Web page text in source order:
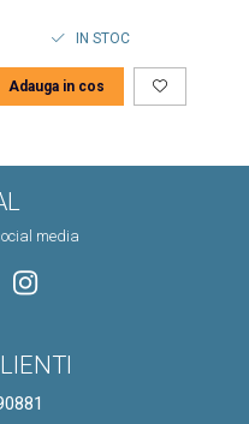
IN STOC
Adauga in cos
media